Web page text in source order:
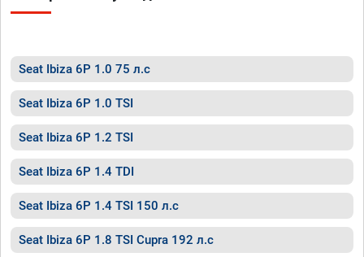
Seat Ibiza 6P 1.0 75 л.с
Seat Ibiza 6P 1.0 TSI
Seat Ibiza 6P 1.2 TSI
Seat Ibiza 6P 1.4 TDI
Seat Ibiza 6P 1.4 TSI 150 л.с
Seat Ibiza 6P 1.8 TSI Cupra 192 л.с